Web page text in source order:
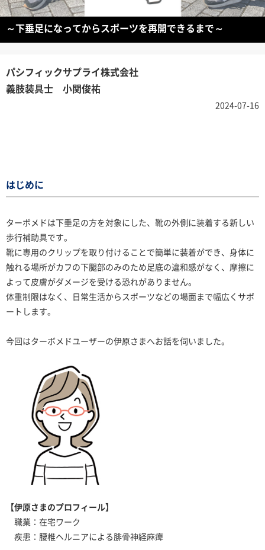
～下垂足になってからスポーツを再開できるまで～
パシフィックサプライ株式会社
義肢装具士 小関俊祐
2024-07-16
はじめに
ターボメドは下垂足の方を対象にした、靴の外側に装着する新しい
歩行補助具です。
靴に専用のクリップを取り付けることで簡単に装着ができ、身体に
触れる場所がカフの下腿部のみのため足底の違和感がなく、摩擦に
よって皮膚がダメージを受ける恐れがありません。
体重制限はなく、日常生活からスポーツなどの場面まで幅広くサポ
ートします。
今回はターボメドユーザーの伊原さまへお話を伺いました。
【伊原さまのプロフィール】
職業：在宅ワーク
疾患：腰椎ヘルニアによる腓骨神経麻痺